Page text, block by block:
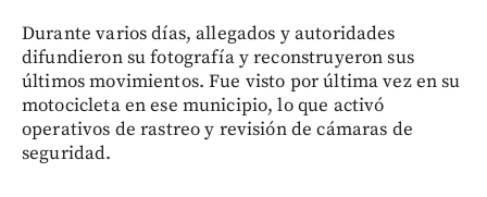
Durante varios días, allegados y autoridades
difundieron su fotografía y reconstruyeron sus
últimos movimientos. Fue visto por última vez en su
motocicleta en ese municipio, lo que activó
operativos de rastreo y revisión de cámaras de
seguridad.